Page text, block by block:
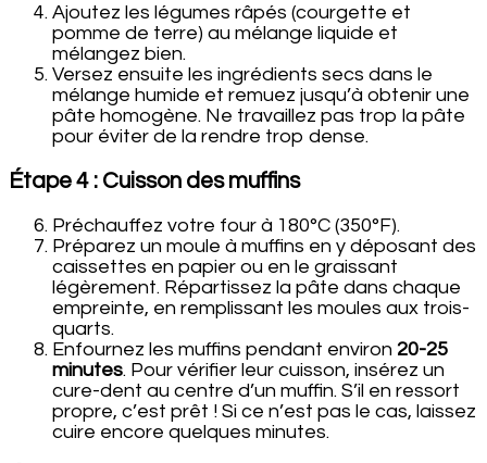
Ajoutez les légumes râpés (courgette et
pomme de terre) au mélange liquide et
mélangez bien.
Versez ensuite les ingrédients secs dans le
mélange humide et remuez jusqu’à obtenir une
pâte homogène. Ne travaillez pas trop la pâte
pour éviter de la rendre trop dense.
Étape 4 : Cuisson des muffins
Préchauffez votre four à 180°C (350°F).
Préparez un moule à muffins en y déposant des
caissettes en papier ou en le graissant
légèrement. Répartissez la pâte dans chaque
empreinte, en remplissant les moules aux trois-
quarts.
Enfournez les muffins pendant environ 20-25
minutes. Pour vérifier leur cuisson, insérez un
cure-dent au centre d’un muffin. S’il en ressort
propre, c’est prêt ! Si ce n’est pas le cas, laissez
cuire encore quelques minutes.